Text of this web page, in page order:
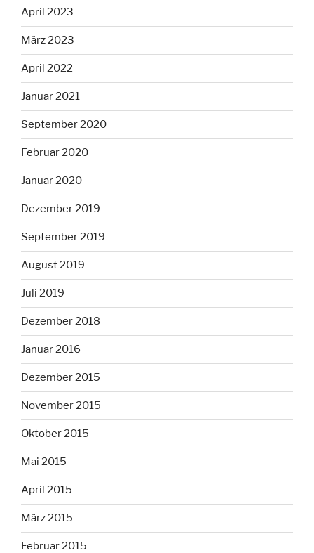
April 2023
März 2023
April 2022
Januar 2021
September 2020
Februar 2020
Januar 2020
Dezember 2019
September 2019
August 2019
Juli 2019
Dezember 2018
Januar 2016
Dezember 2015
November 2015
Oktober 2015
Mai 2015
April 2015
März 2015
Februar 2015